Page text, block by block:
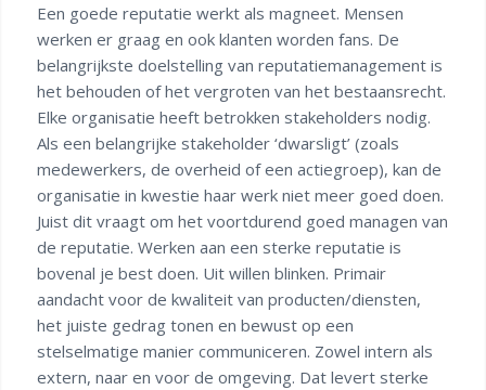
Een goede reputatie werkt als magneet. Mensen
werken er graag en ook klanten worden fans. De
belangrijkste doelstelling van reputatiemanagement is
het behouden of het vergroten van het bestaansrecht.
Elke organisatie heeft betrokken stakeholders nodig.
Als een belangrijke stakeholder ‘dwarsligt’ (zoals
medewerkers, de overheid of een actiegroep), kan de
organisatie in kwestie haar werk niet meer goed doen.
Juist dit vraagt om het voortdurend goed managen van
de reputatie. Werken aan een sterke reputatie is
bovenal je best doen. Uit willen blinken. Primair
aandacht voor de kwaliteit van producten/diensten,
het juiste gedrag tonen en bewust op een
stelselmatige manier communiceren. Zowel intern als
extern, naar en voor de omgeving. Dat levert sterke